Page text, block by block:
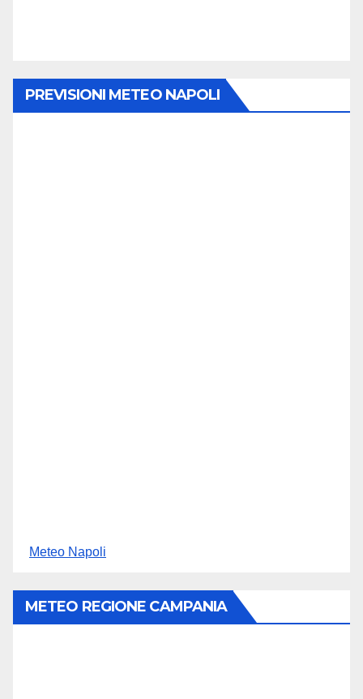
PREVISIONI METEO NAPOLI
Meteo Napoli
METEO REGIONE CAMPANIA